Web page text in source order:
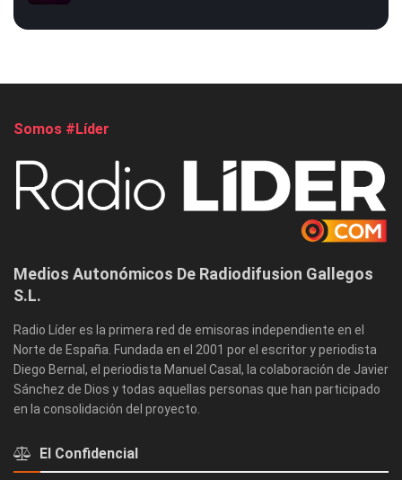
Somos #Líder
Medios Autonómicos De Radiodifusion Gallegos
S.L.
Radio Líder es la primera red de emisoras independiente en el
Norte de España. Fundada en el 2001 por el escritor y periodista
Diego Bernal, el periodista Manuel Casal, la colaboración de Javier
Sánchez de Dios y todas aquellas personas que han participado
en la consolidación del proyecto.
El Confidencial